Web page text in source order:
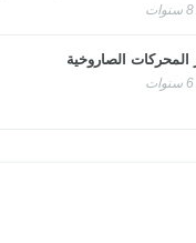
الصاروخية